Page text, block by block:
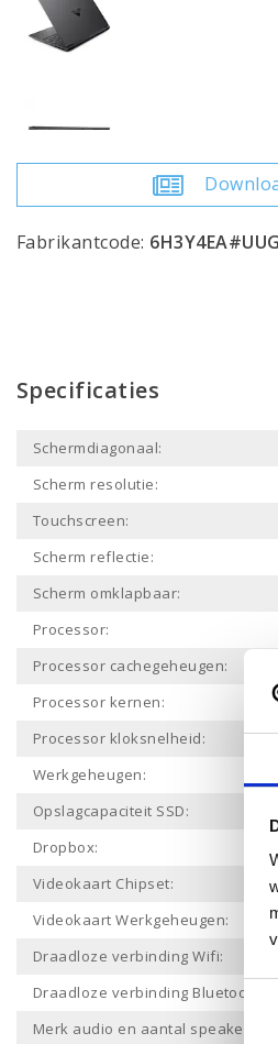
Fabrikantcode: 6H3Y4EA#UUG
Specificaties
Schermdiagonaal:
Scherm resolutie:
Touchscreen:
Scherm reflectie:
Scherm omklapbaar:
Processor:
Processor cachegeheugen:
Processor kernen:
Processor kloksnelheid:
Werkgeheugen:
Opslagcapaciteit SSD:
Dropbox:
Videokaart Chipset:
Videokaart Werkgeheugen:
Draadloze verbinding Wifi:
Draadloze verbinding Bluetooth:
Merk audio en aantal speakers: